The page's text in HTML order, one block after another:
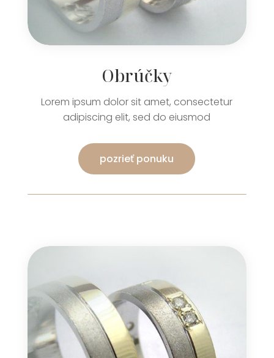
Obrúčky
Lorem ipsum dolor sit amet, consectetur
adipiscing elit, sed do eiusmod
pozrieť ponuku